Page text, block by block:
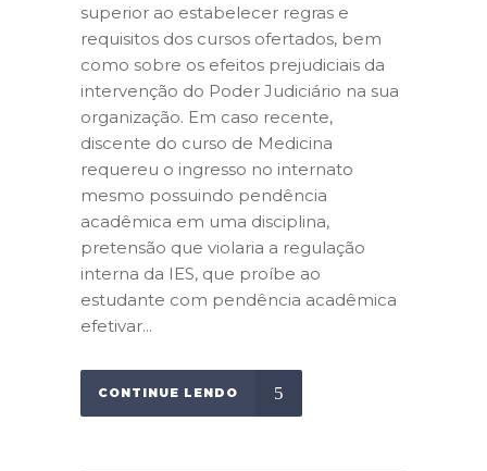
superior ao estabelecer regras e
requisitos dos cursos ofertados, bem
como sobre os efeitos prejudiciais da
intervenção do Poder Judiciário na sua
organização. Em caso recente,
discente do curso de Medicina
requereu o ingresso no internato
mesmo possuindo pendência
acadêmica em uma disciplina,
pretensão que violaria a regulação
interna da IES, que proíbe ao
estudante com pendência acadêmica
efetivar...
CONTINUE LENDO